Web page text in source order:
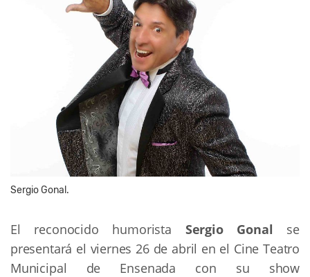
Sergio Gonal.
El reconocido humorista Sergio Gonal se
presentará el viernes 26 de abril en el Cine Teatro
Municipal de Ensenada con su show